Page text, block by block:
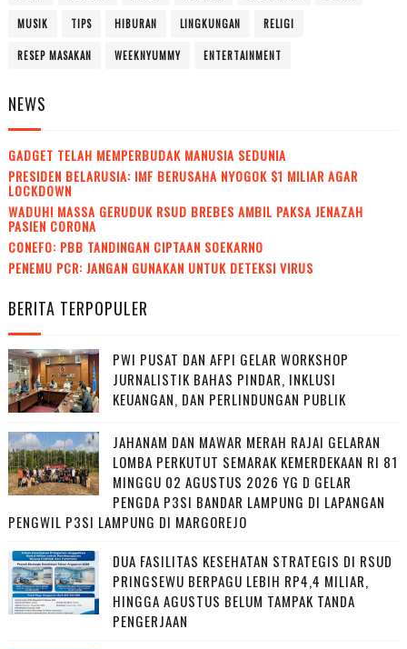
MUSIK TIPS HIBURAN LINGKUNGAN RELIGI
RESEP MASAKAN WEEKNYUMMY ENTERTAINMENT
NEWS
GADGET TELAH MEMPERBUDAK MANUSIA SEDUNIA
PRESIDEN BELARUSIA: IMF BERUSAHA NYOGOK $1 MILIAR AGAR
LOCKDOWN
WADUH! MASSA GERUDUK RSUD BREBES AMBIL PAKSA JENAZAH
PASIEN CORONA
CONEFO: PBB TANDINGAN CIPTAAN SOEKARNO
PENEMU PCR: JANGAN GUNAKAN UNTUK DETEKSI VIRUS
BERITA TERPOPULER
PWI PUSAT DAN AFPI GELAR WORKSHOP
JURNALISTIK BAHAS PINDAR, INKLUSI
KEUANGAN, DAN PERLINDUNGAN PUBLIK
JAHANAM DAN MAWAR MERAH RAJAI GELARAN
LOMBA PERKUTUT SEMARAK KEMERDEKAAN RI 81
MINGGU 02 AGUSTUS 2026 YG D GELAR
PENGDA P3SI BANDAR LAMPUNG DI LAPANGAN
PENGWIL P3SI LAMPUNG DI MARGOREJO
DUA FASILITAS KESEHATAN STRATEGIS DI RSUD
PRINGSEWU BERPAGU LEBIH RP4,4 MILIAR,
HINGGA AGUSTUS BELUM TAMPAK TANDA
PENGERJAAN